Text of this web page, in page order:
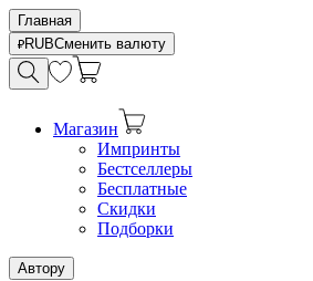
Главная
RUBСменить валюту
Магазин
Импринты
Бестселлеры
Бесплатные
Скидки
Подборки
Автору